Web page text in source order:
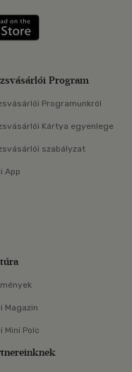
Szerezd meg: Google
Program
Programunkról
Kártya egyenlege
szabályzat
App
Magazin
Mini Polc